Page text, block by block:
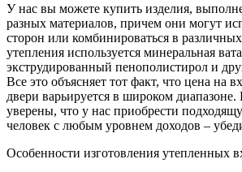
У нас вы можете купить изделия,
разных материалов, причем они могут
сторон или комбинироваться в
утепления используется минеральная
экструдированный пенополистирол и
Все это объясняет тот факт, что цена на
двери варьируется в широком
уверены, что у нас приобрести
человек с любым уровнем доходов –
Особенности изготовления утепленных